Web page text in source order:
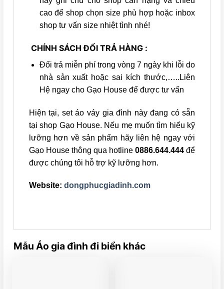
cao để shop chọn size phù hợp hoặc inbox
shop tư vấn size nhiệt tình nhé!
CHÍNH SÁCH ĐỔI TRẢ HÀNG :
Đổi trả miễn phí trong vòng 7 ngày khi lỗi do
nhà sản xuất hoặc sai kích thước,…..Liên
Hệ ngay cho Gạo House để được tư vấn
Hiện tại, set áo váy gia đình này đang có sẵn
tại shop Gạo House. Nếu mẹ muốn tìm hiểu kỹ
lưỡng hơn về sản phẩm hãy liên hệ ngay với
Gạo House thông qua hotline0886.644.444để
được chúng tôi hỗ trợ kỹ lưỡng hơn.
Website: dongphucgiadinh.com
Mẫu Áo gia đình đi biển khác